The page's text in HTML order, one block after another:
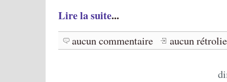
Lire la suite...
aucun commentaire aucun